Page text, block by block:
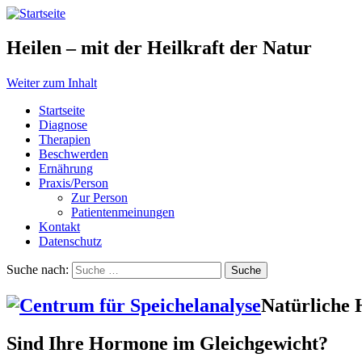
Heilen – mit der Heilkraft der Natur
Weiter zum Inhalt
Startseite
Diagnose
Therapien
Beschwerden
Ernährung
Praxis/Person
Zur Person
Patientenmeinungen
Kontakt
Datenschutz
Suche nach:
Natürliche
Sind Ihre Hormone im Gleichgewicht?